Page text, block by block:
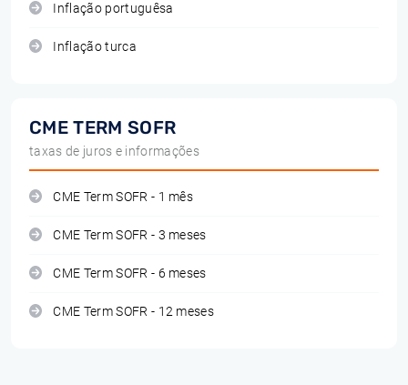
Inflação portuguêsa
Inflação turca
CME TERM SOFR
taxas de juros e informações
CME Term SOFR - 1 mês
CME Term SOFR - 3 meses
CME Term SOFR - 6 meses
CME Term SOFR - 12 meses